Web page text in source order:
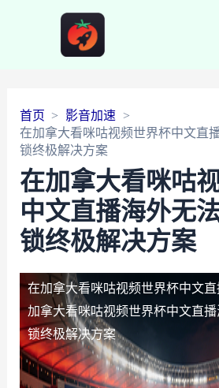
首页
影音加速
在加拿大看咪咕视频世界杯中文直
锁终极解决方案
在加拿大看咪咕
中文直播海外无
锁终极解决方案
在加拿大看咪咕视频世界杯中文
加拿大看咪咕视频世界杯中文直
锁终极解决方案